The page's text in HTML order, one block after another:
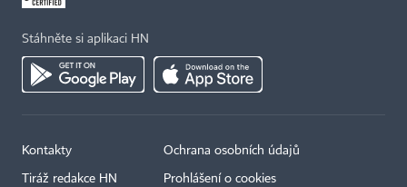
Stáhněte si aplikaci HN
Kontakty
Tiráž redakce HN
Ochrana osobních údajů
Prohlášení o cookies